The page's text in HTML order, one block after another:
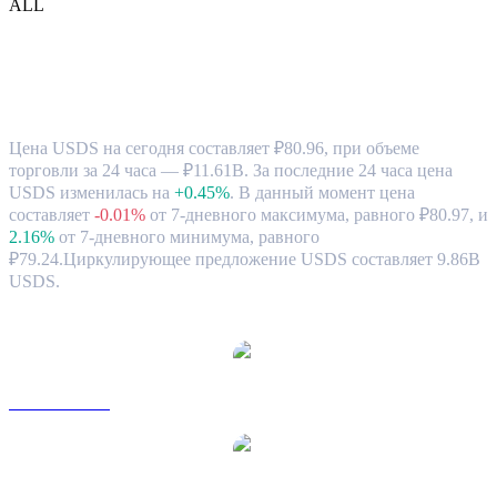
ALL
Цена USDS на сегодня составляет ₽80.96, при объеме
торговли за 24 часа — ₽11.61B. За последние 24 часа цена
USDS изменилась на +0.45%. В данный момент цена
составляет -0.01% от 7-дневного максимума, равного ₽80.97, и
2.16% от 7-дневного минимума, равного
₽79.24.Циркулирующее предложение USDS составляет 9.86B
USDS.